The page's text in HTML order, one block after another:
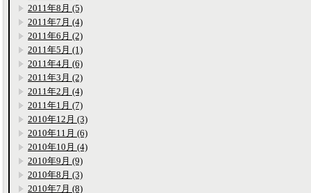
2011年8月 (5)
2011年7月 (4)
2011年6月 (2)
2011年5月 (1)
2011年4月 (6)
2011年3月 (2)
2011年2月 (4)
2011年1月 (7)
2010年12月 (3)
2010年11月 (6)
2010年10月 (4)
2010年9月 (9)
2010年8月 (3)
2010年7月 (8)